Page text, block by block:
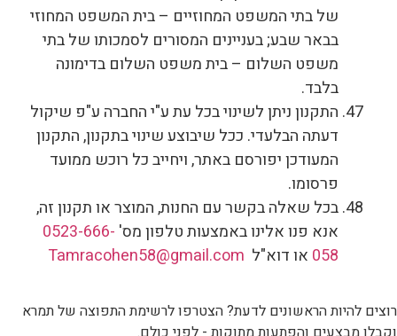
של בתי המשפט המחוזיים – בית המשפט המחוזי
בבאר שבע; בעניינים המסורים לסמכותו של בתי
משפט השלום – בית משפט השלום בדימונה
בלבד.
התקנון ניתן לשינוי בכל עת ע"י החברה ע"פ שיקול
דעתה הבלעדי. ככל שיבוצע שינוי בתקנון, התקנון
המעודכן יפורסם באתר, ויחייב כל רוכש ממועד
פרסומו.
בכל שאלה בקשר עם החנות, המוצר או תקנון זה,
אנא פנו אלינו באמצעות טלפון מס' 0523-666-
058 או דוא"ל
רוצים להיות הראשונים לדעת? הצטרפו לרשימת התפוצה של תמרא